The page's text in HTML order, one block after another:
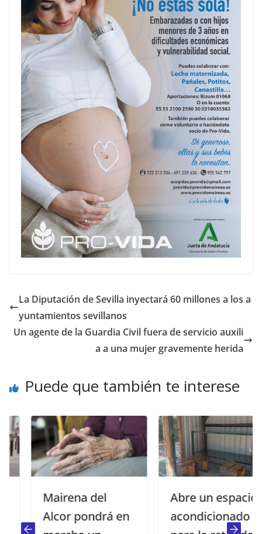
La Diputación de Sevilla inyectará 60 millones a los a
yuntamientos sevillanos
Un agente de la Guardia Civil fuera de servicio auxili
a a una mujer gravemente herida
Puede que también te interese
Mairena del
Alcor pondrá en
Abre un espacio
acondicionado